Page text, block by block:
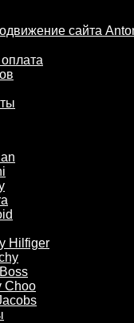
сайта
Hilfiger
Choo